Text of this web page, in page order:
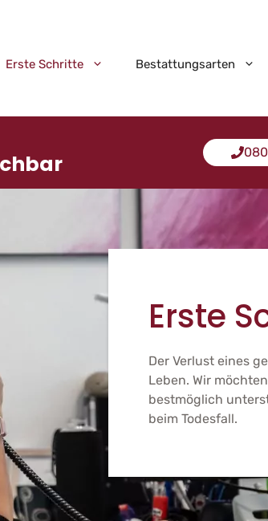
Erste Schritte Bestattungsarten
Erste
Der Verlust eines
Leben. Wir
bestmöglich
beim Todesfall.